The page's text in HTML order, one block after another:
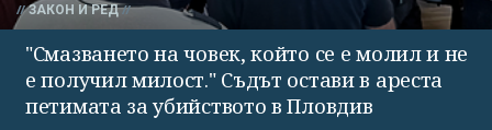
ЗАКОН И РЕД
"Смазването на човек, който се е молил и не
е получил милост." Съдът остави в ареста
петимата за убийството в Пловдив